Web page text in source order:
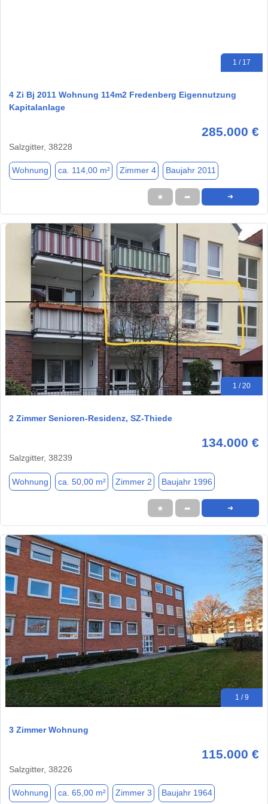
1 / 17
4 Zi Bj 2011 Wohnung 114m2 Fredenberg Eigennutzung
Kapitalanlage
285.000 €
Salzgitter, 38228
Wohnung ca. 114,00 m² Zimmer 4 Baujahr 2011
★ ➦ ➜
1 / 20
2 Zimmer Senioren-Residenz, SZ-Thiede
134.000 €
Salzgitter, 38239
Wohnung ca. 50,00 m² Zimmer 2 Baujahr 1996
★ ➦ ➜
1 / 9
3 Zimmer Wohnung
115.000 €
Salzgitter, 38226
Wohnung ca. 65,00 m² Zimmer 3 Baujahr 1964